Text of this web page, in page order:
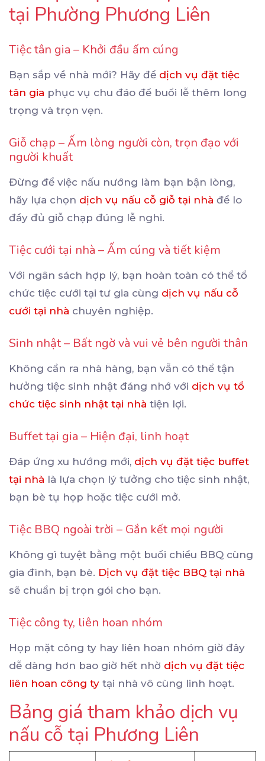
tại Phường Phương Liên
Tiệc tân gia – Khởi đầu ấm cúng
Bạn sắp về nhà mới? Hãy để dịch vụ đặt tiệc
tân gia phục vụ chu đáo để buổi lễ thêm long
trọng và trọn vẹn.
Giỗ chạp – Ấm lòng người còn, trọn đạo với
người khuất
Đừng để việc nấu nướng làm bạn bận lòng,
hãy lựa chọn dịch vụ nấu cỗ giỗ tại nhà để lo
đầy đủ giỗ chạp đúng lễ nghi.
Tiệc cưới tại nhà – Ấm cúng và tiết kiệm
Với ngân sách hợp lý, bạn hoàn toàn có thể tổ
chức tiệc cưới tại tư gia cùng dịch vụ nấu cỗ
cưới tại nhà chuyên nghiệp.
Sinh nhật – Bất ngờ và vui vẻ bên người thân
Không cần ra nhà hàng, bạn vẫn có thể tận
hưởng tiệc sinh nhật đáng nhớ với dịch vụ tổ
chức tiệc sinh nhật tại nhà tiện lợi.
Buffet tại gia – Hiện đại, linh hoạt
Đáp ứng xu hướng mới, dịch vụ đặt tiệc buffet
tại nhà là lựa chọn lý tưởng cho tiệc sinh nhật,
bạn bè tụ họp hoặc tiệc cưới mở.
Tiệc BBQ ngoài trời – Gắn kết mọi người
Không gì tuyệt bằng một buổi chiều BBQ cùng
gia đình, bạn bè. Dịch vụ đặt tiệc BBQ tại nhà
sẽ chuẩn bị trọn gói cho bạn.
Tiệc công ty, liên hoan nhóm
Họp mặt công ty hay liên hoan nhóm giờ đây
dễ dàng hơn bao giờ hết nhờ dịch vụ đặt tiệc
liên hoan công ty tại nhà vô cùng linh hoạt.
Bảng giá tham khảo dịch vụ
nấu cỗ tại Phương Liên